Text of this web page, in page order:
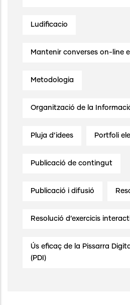
Ludificacio
Mantenir converses on-line
Metodologia
Organització de la
Pluja d’idees Portfoli
Publicació de contingut
Publicació i difusió
Resolució d’exercicis
Ús eficaç de la Pissarra
(PDI)